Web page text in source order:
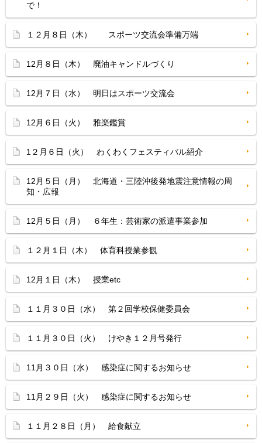
で！
１２月８日（木） スポーツ交流会準備万端
12月８日（木） 廃油キャンドルづくり
12月７日（水） 明日はスポーツ交流会
12月６日（火） 雅楽鑑賞
1２月６日（火） わくわくフェスティバル紹介
12月５日（月） 北海道・三陸沖後発地震注意情報の周
知・広報
12月５日（月） ６年生：芸術家の派遣事業参加
１２月１日（木） 体育科授業参観
12月１日（木） 授業etc
１１月３０日（水） 第２回学校保健委員会
１１月３０日（火） けやき１２月号発行
11月３０日（水） 感染症に関するお知らせ
11月２９日（火） 感染症に関するお知らせ
１１月２８日（月） 給食献立